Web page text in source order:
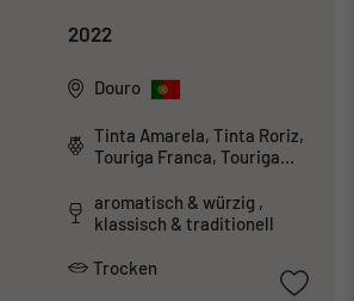
2022
Douro
Tinta Amarela, Tinta Roriz,
Touriga Franca, Touriga
aromatisch & würzig ,
klassisch & traditionell
Trocken